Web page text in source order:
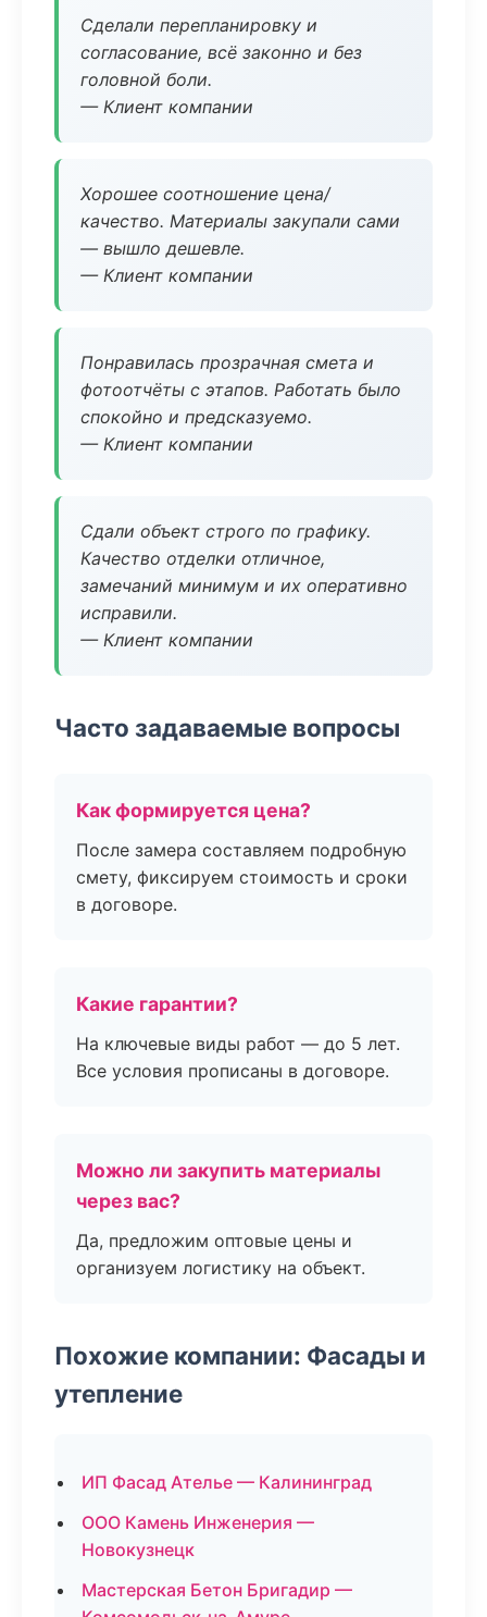
Сделали перепланировку и
согласование, всё законно и без
головной боли.
— Клиент компании
Хорошее соотношение цена/
качество. Материалы закупали сами
— вышло дешевле.
— Клиент компании
Понравилась прозрачная смета и
фотоотчёты с этапов. Работать было
спокойно и предсказуемо.
— Клиент компании
Сдали объект строго по графику.
Качество отделки отличное,
замечаний минимум и их оперативно
исправили.
— Клиент компании
Часто задаваемые вопросы
Как формируется цена?
После замера составляем подробную
смету, фиксируем стоимость и сроки
в договоре.
Какие гарантии?
На ключевые виды работ — до 5 лет.
Все условия прописаны в договоре.
Можно ли закупить материалы
через вас?
Да, предложим оптовые цены и
организуем логистику на объект.
Похожие компании: Фасады и
утепление
ИП Фасад Ателье — Калининград
ООО Камень Инженерия —
Новокузнецк
Мастерская Бетон Бригадир —